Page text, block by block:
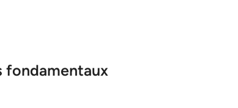
fondamentaux